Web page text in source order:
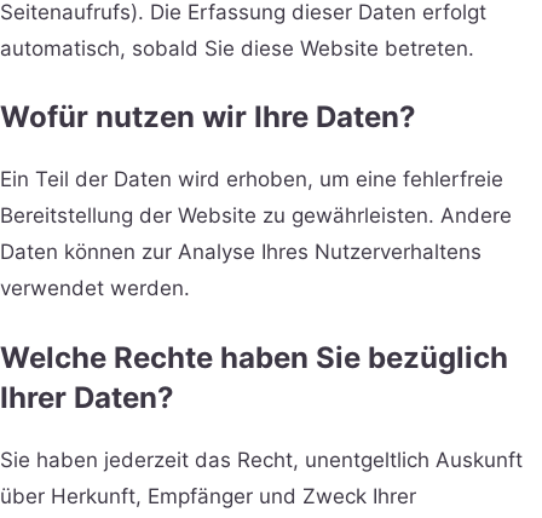
Seitenaufrufs). Die Erfassung dieser Daten erfolgt
automatisch, sobald Sie diese Website betreten.
Wofür nutzen wir Ihre Daten?
Ein Teil der Daten wird erhoben, um eine fehlerfreie
Bereitstellung der Website zu gewährleisten. Andere
Daten können zur Analyse Ihres Nutzerverhaltens
verwendet werden.
Welche Rechte haben Sie bezüglich
Ihrer Daten?
Sie haben jederzeit das Recht, unentgeltlich Auskunft
über Herkunft, Empfänger und Zweck Ihrer